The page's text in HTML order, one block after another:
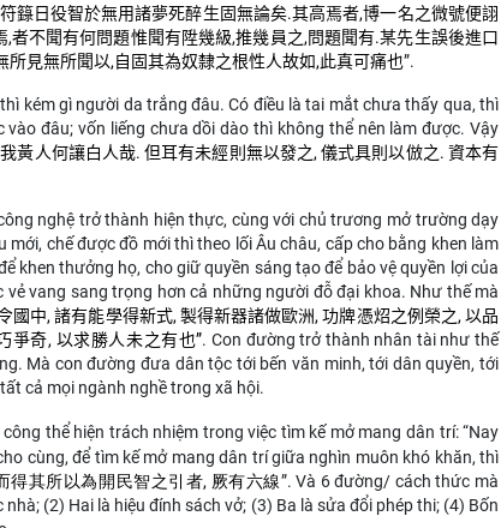
日役智於無用諸夢死醉生固無論矣.其高焉者,博一名之微號便詡
不聞有何問題惟聞有陞幾級,推幾員之,問題聞有.某先生誤後進口
見無所聞以,自固其為奴隸之根性人故如,此真可痛也”.
kém gì người da trắng đâu. Có điều là tai mắt chưa thấy qua, thì
đâu; vốn liếng chưa dồi dào thì không thể nên làm được. Vậy
我黃人何讓白人哉. 但耳有未經則無以發之, 儀式具則以倣之. 資本有
nghệ trở thành hiện thực, cùng với chủ trương mở trường dạy
mới, chế được đồ mới thì theo lối Âu châu, cấp cho bằng khen làm
khen thưởng họ, cho giữ quyền sáng tạo để bảo vệ quyền lợi của
vang sang trọng hơn cả những người đỗ đại khoa. Như thế mà
國中, 諸有能學得新式, 製得新器諸做歐洲, 功牌憑炤之例榮之, 以品
爭奇, 以求勝人未之有也”. Con đường trở thành nhân tài như thế
Mà con đường đưa dân tộc tới bến văn minh, tới dân quyền, tới
cả mọi ngành nghề trong xã hội.
thể hiện trách nhiệm trong việc tìm kế mở mang dân trí: “Nay
cùng, để tìm kế mở mang dân trí giữa nghìn muôn khó khăn, thì
得其所以為開民智之引者, 厥有六線”. Và 6 đường/ cách thức mà
(2) Hai là hiệu đính sách vở; (3) Ba là sửa đổi phép thi; (4) Bốn